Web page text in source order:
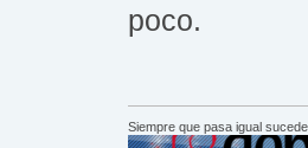
poco.
Siempre que pasa igual